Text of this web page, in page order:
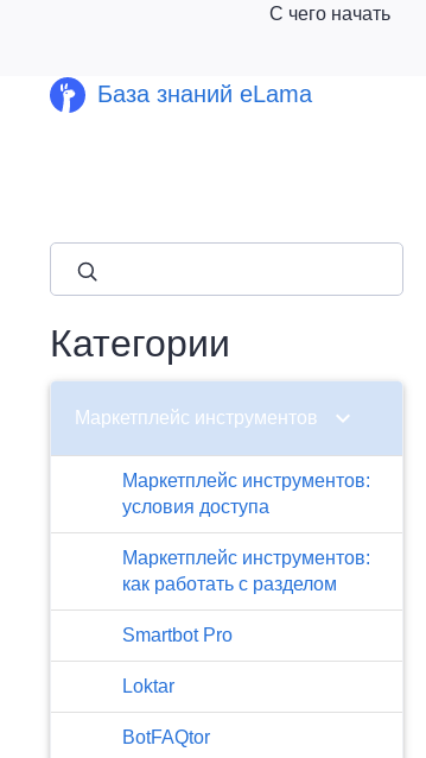
База знаний eLama
С чего начать
Категории
Маркетплейс инструментов chevron_right
Маркетплейс инструментов:
условия доступа
Маркетплейс инструментов:
как работать с разделом
Smartbot Pro
Loktar
BotFAQtor